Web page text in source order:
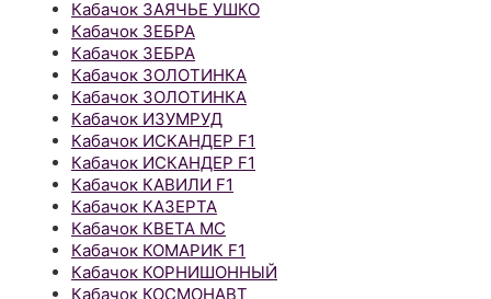
Кабачок ЗАЯЧЬЕ УШКО
Кабачок ЗЕБРА
Кабачок ЗЕБРА
Кабачок ЗОЛОТИНКА
Кабачок ЗОЛОТИНКА
Кабачок ИЗУМРУД
Кабачок ИСКАНДЕР F1
Кабачок ИСКАНДЕР F1
Кабачок КАВИЛИ F1
Кабачок КАЗЕРТА
Кабачок КВЕТА МС
Кабачок КОМАРИК F1
Кабачок КОРНИШОННЫЙ
Кабачок КОСМОНАВТ